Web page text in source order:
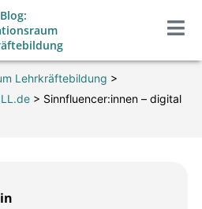
Lehrkräftebildung >
> Sinnfluencer:innen – digital